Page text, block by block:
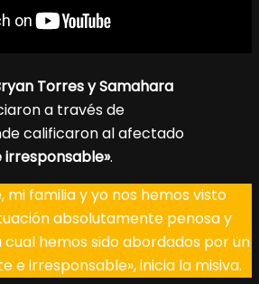
Torres y Samahara
a través de
calificaron al afectado
irresponsable».
mi familia y yo nos hemos visto
absolutamente penosa y
hemos sido abordados por un
e irresponsable», inicia la misiva.